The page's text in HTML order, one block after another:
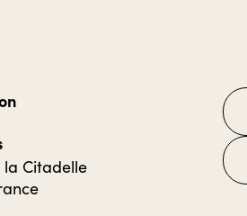
la Citadelle